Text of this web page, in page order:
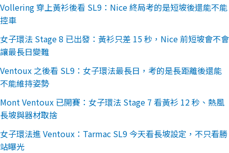
Vollering 穿上黃衫後看 SL9：Nice 終局考的是短坡後還能不能
控車
女子環法 Stage 8 已出發：黃衫只差 15 秒，Nice 前短坡會不會
讓最長日變難
Ventoux 之後看 SL9：女子環法最長日，考的是長距離後還能
不能維持姿勢
Mont Ventoux 已開賽：女子環法 Stage 7 看黃衫 12 秒、熱風
長坡與器材取捨
女子環法進 Ventoux：Tarmac SL9 今天看長坡設定，不只看勝
站曝光